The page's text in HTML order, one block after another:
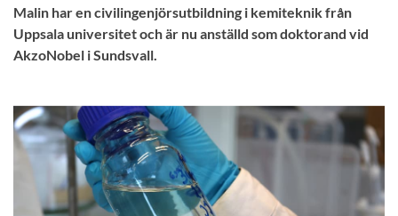
Malin har en civilingenjörsutbildning i kemiteknik från
Uppsala universitet och är nu anställd som doktorand vid
AkzoNobel i Sundsvall.